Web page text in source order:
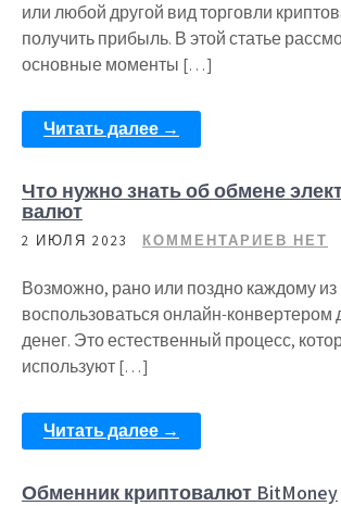
или любой другой вид торговли
получить прибыль. В этой статье
основные моменты […]
Читать далее →
Что нужно знать об обмене
валют
2 ИЮЛЯ 2023 КОММЕНТАРИЕВ НЕТ
Возможно, рано или поздно каждому из
воспользоваться онлайн-конвертером
денег. Это естественный процесс,
используют […]
Читать далее →
Обменник криптовалют BitMoney